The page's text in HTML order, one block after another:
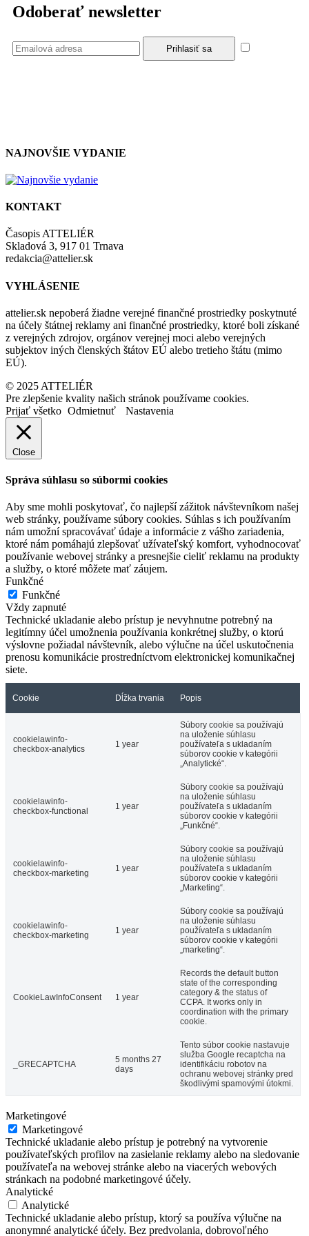
Odoberať newsletter
NAJNOVŠIE VYDANIE
KONTAKT
Časopis ATTELIÉR
Skladová 3, 917 01 Trnava
redakcia@attelier.sk
VYHLÁSENIE
attelier.sk nepoberá žiadne verejné finančné prostriedky poskytnuté
na účely štátnej reklamy ani finančné prostriedky, ktoré boli získané
z verejných zdrojov, orgánov verejnej moci alebo verejných
subjektov iných členských štátov EÚ alebo tretieho štátu (mimo
EÚ).
© 2025 ATTELIÉR
Pre zlepšenie kvality našich stránok používame cookies.
Prijať všetko Odmietnuť Nastavenia
Close
Správa súhlasu so súbormi cookies
Aby sme mohli poskytovať, čo najlepší zážitok návštevníkom našej
web stránky, používame súbory cookies. Súhlas s ich používaním
nám umožní spracovávať údaje a informácie z vášho zariadenia,
ktoré nám pomáhajú zlepšovať užívateľský komfort, vyhodnocovať
používanie webovej stránky a presnejšie cieliť reklamu na produkty
a služby, o ktoré môžete mať záujem.
Funkčné
Funkčné
Vždy zapnuté
Technické ukladanie alebo prístup je nevyhnutne potrebný na
legitímny účel umožnenia používania konkrétnej služby, o ktorú
výslovne požiadal návštevník, alebo výlučne na účel uskutočnenia
prenosu komunikácie prostredníctvom elektronickej komunikačnej
siete.
Cookie Dĺžka trvania Popis
cookielawinfo-
checkbox-analytics
1 year
Súbory cookie sa používajú
na uloženie súhlasu
používateľa s ukladaním
súborov cookie v kategórii
„Analytické“.
cookielawinfo-
checkbox-functional
1 year
Súbory cookie sa používajú
na uloženie súhlasu
používateľa s ukladaním
súborov cookie v kategórii
„Funkčné“.
cookielawinfo-
checkbox-marketing
1 year
Súbory cookie sa používajú
na uloženie súhlasu
používateľa s ukladaním
súborov cookie v kategórii
„Marketing“.
cookielawinfo-
checkbox-marketing
1 year
Súbory cookie sa používajú
na uloženie súhlasu
používateľa s ukladaním
súborov cookie v kategórii
„marketing“.
CookieLawInfoConsent 1 year
Records the default button
state of the corresponding
category & the status of
CCPA. It works only in
coordination with the primary
cookie.
_GRECAPTCHA
5 months 27
days
Tento súbor cookie nastavuje
služba Google recaptcha na
identifikáciu robotov na
ochranu webovej stránky pred
škodlivými spamovými útokmi.
Marketingové
Marketingové
Technické ukladanie alebo prístup je potrebný na vytvorenie
používateľských profilov na zasielanie reklamy alebo na sledovanie
používateľa na webovej stránke alebo na viacerých webových
stránkach na podobné marketingové účely.
Analytické
Analytické
Technické ukladanie alebo prístup, ktorý sa používa výlučne na
anonymné analytické účely. Bez predvolania, dobrovoľného